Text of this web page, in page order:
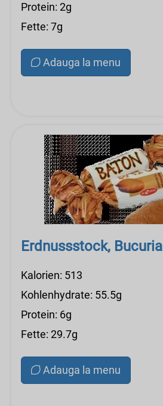
Protein: 2g
Fette: 7g
Adauga la menu
Erdnussstock, Bucuria
Kalorien: 513
Kohlenhydrate: 55.5g
Protein: 6g
Fette: 29.7g
Adauga la menu